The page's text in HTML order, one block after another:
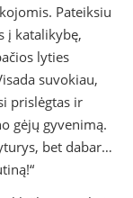
Pateiksiu
į katalikybę,
lyties
suvokiau,
prislėgtas ir
gėjų gyvenimą.
bet dabar…